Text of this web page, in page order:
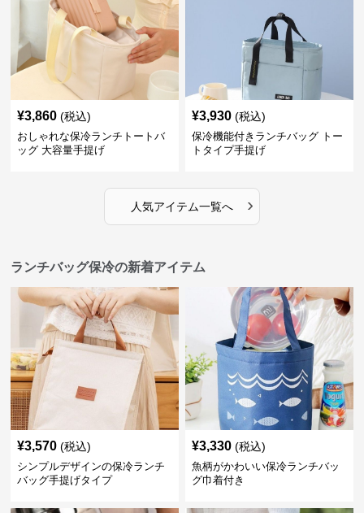
¥3,860 (税込)
おしゃれな保冷ランチトートバ
ッグ 大容量手提げ
¥3,930 (税込)
保冷機能付きランチバッグ トー
トタイプ手提げ
人気アイテム一覧へ ›
ランチバッグ保冷の新着アイテム
¥3,570 (税込)
シンプルデザインの保冷ランチ
バッグ手提げタイプ
¥3,330 (税込)
魚柄がかわいい保冷ランチバッ
グ巾着付き